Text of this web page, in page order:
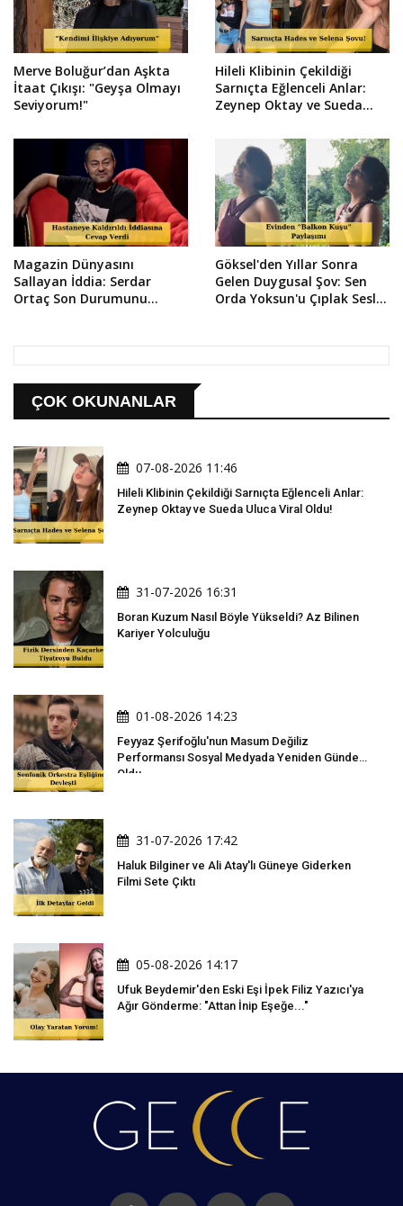
Merve Boluğur’dan Aşkta
İtaat Çıkışı: "Geyşa Olmayı
Seviyorum!"
Hileli Klibinin Çekildiği
Sarnıçta Eğlenceli Anlar:
Zeynep Oktay ve Sueda
Magazin Dünyasını
Sallayan İddia: Serdar
Ortaç Son Durumunu
Göksel'den Yıllar Sonra
Gelen Duygusal Şov: Sen
Orda Yoksun'u Çıplak Sesle
ÇOK OKUNANLAR
07-08-2026 11:46
Hileli Klibinin Çekildiği Sarnıçta Eğlenceli Anlar:
Zeynep Oktay ve Sueda Uluca Viral Oldu!
31-07-2026 16:31
Boran Kuzum Nasıl Böyle Yükseldi? Az Bilinen
Kariyer Yolculuğu
01-08-2026 14:23
Feyyaz Şerifoğlu'nun Masum Değiliz
Performansı Sosyal Medyada Yeniden Gündem
Oldu
31-07-2026 17:42
Haluk Bilginer ve Ali Atay'lı Güneye Giderken
Filmi Sete Çıktı
05-08-2026 14:17
Ufuk Beydemir'den Eski Eşi İpek Filiz Yazıcı'ya
Ağır Gönderme: "Attan İnip Eşeğe..."